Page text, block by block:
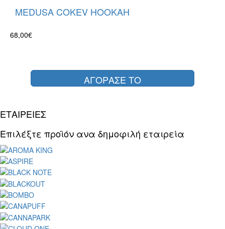
MEDUSA COKEV HOOKAH
68,00€
ΑΓΟΡΑΣΕ ΤΟ
ΕΤΑΙΡΕΙΕΣ
Επιλέξτε προϊόν ανα δημοφιλή εταιρεία